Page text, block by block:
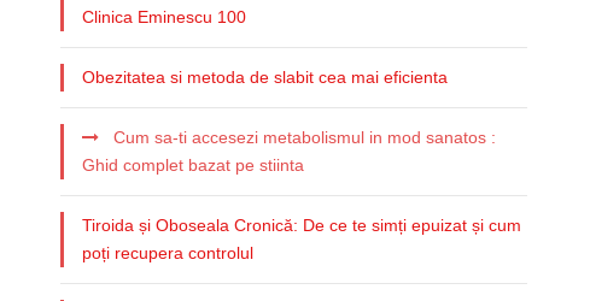
Clinica Eminescu 100
Obezitatea si metoda de slabit cea mai eficienta
Cum sa-ti accesezi metabolismul in mod sanatos :
Ghid complet bazat pe stiinta
Tiroida și Oboseala Cronică: De ce te simți epuizat și cum
poți recupera controlul